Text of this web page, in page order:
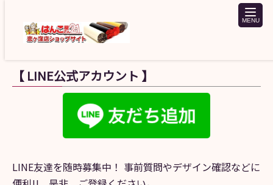
toggle
【 LINE公式アカウント 】
LINE友達を随時募集中！ 事前質問やデザイン確認などに